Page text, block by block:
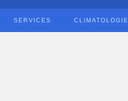
SERVICES CLIMATOLOGIE